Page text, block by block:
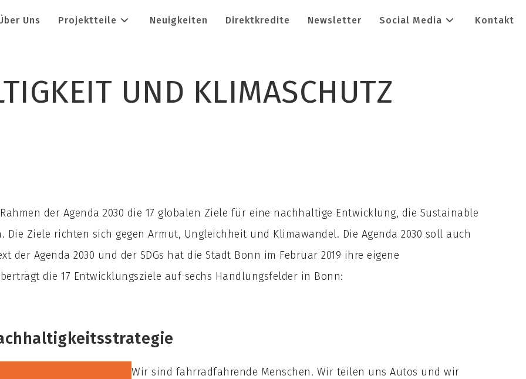
Uns Projektteile Neuigkeiten Direktkredite Newsletter Social Media Kontakt
UND KLIMASCHUTZ
der Agenda 2030 die 17 globalen Ziele für eine nachhaltige Entwicklung, die Sustainable
Die Ziele richten sich gegen Armut, Ungleichheit und Klimawandel. Die Agenda 2030 soll auch
der Agenda 2030 und der SDGs hat die Stadt Bonn im Februar 2019 ihre eigene
die 17 Entwicklungsziele auf sechs Handlungsfelder in Bonn:
Wir sind fahrradfahrende Menschen. Wir teilen uns Autos und wir